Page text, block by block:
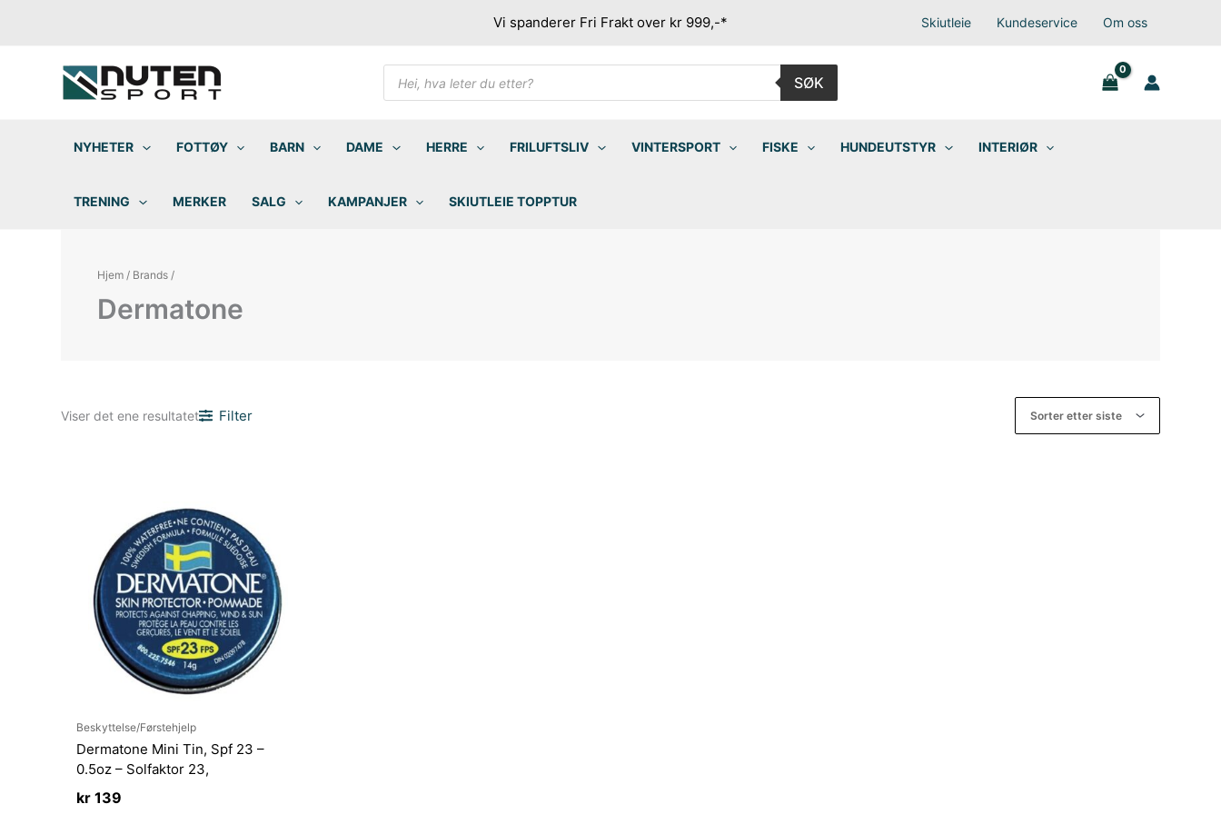
Vi spanderer Fri Frakt over kr 999,-* Skiutleie Kundeservice Om oss
Products
search
SØK
NYHETER FOTTØY BARN DAME HERRE FRILUFTSLIV VINTERSPORT FISKE HUNDEUTSTYR INTERIØR
TRENING MERKER SALG KAMPANJER SKIUTLEIE TOPPTUR
Hjem / Brands /
Dermatone
Viser det ene resultatet Filter
Beskyttelse/Førstehjelp
Dermatone Mini Tin, Spf 23 –
0.5oz – Solfaktor 23,
kr 139